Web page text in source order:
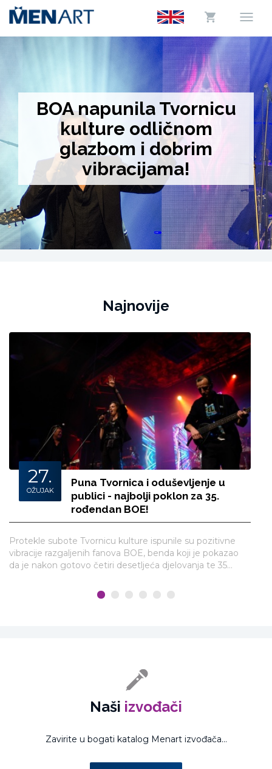
BOA napunila Tvornicu
kulture odličnom
glazbom i dobrim
vibracijama!
Najnovije
27.
OŽUJAK
Puna Tvornica i oduševljenje u
publici - najbolji poklon za 35.
rođendan BOE!
Protekle subote Tvornicu kulture ispunile su pozitivne
vibracije razgaljenih fanova BOE, benda koji je pokazao
da je nakon gotovo četiri desetljeća djelovanja te 35
Naši izvođači
Zavirite u bogati katalog Menart izvođača...